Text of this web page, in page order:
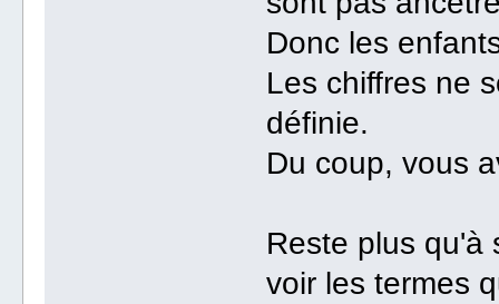
Donc les
Les chiffres ne
définie.
Du coup, vous
Reste plus qu'à
voir les termes